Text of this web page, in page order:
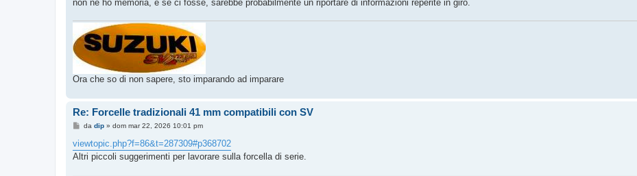
non ne ho memoria, e se ci fosse, sarebbe probabilmente un riportare di informazioni reperite in giro.
Ora che so di non sapere, sto imparando ad imparare
Re: Forcelle tradizionali 41 mm compatibili con SV
M
s
s
a
da dip» dom mar 22, 2026 10:01 pm
viewtopic.php?f=86&t=287309#p368702
Altri piccoli suggerimenti per lavorare sulla forcella di serie.